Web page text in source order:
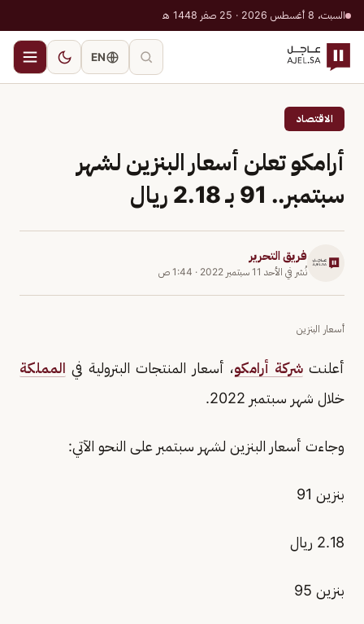
السبت، 8 أغسطس 2026 · 25 صفر 1448 هـ
EN
الاقتصاد
أرامكو تعلن أسعار البنزين لشهر
سبتمبر.. 91 بـ 2.18 ريال
فريق التحرير
نُشر في الأحد 11 سبتمبر 2022 · 1:44 ص
أسعار البنزين
أعلنتشركة أرامكو، أسعار المنتجات البترولية في المملكة
خلال شهر سبتمبر 2022.
وجاءت أسعار البنزين لشهر سبتمبر على النحو الآتي:
بنزين 91
2.18 ريال
بنزين 95